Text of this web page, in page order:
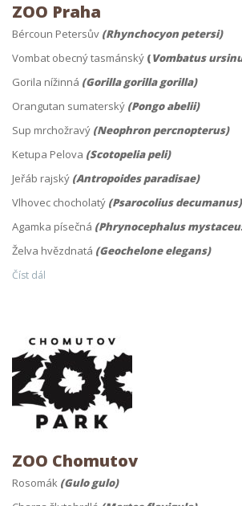
ZOO Praha
Bércoun Petersův (Rhynchocyon petersi)
Vombat obecný tasmánský (Vombatus
Gorila nížinná (Gorilla gorilla gorilla)
Orangutan sumaterský (Pongo abelii)
Sup mrchožravý (Neophron percnopterus)
Ketupa Pelova (Scotopelia peli)
Jeřáb rajský (Antropoides paradisae)
Vlhovec chocholatý (Psarocolius decumanus)
Agamka písečná (Phrynocephalus
Želva hvězdnatá (Geochelone elegans)
Číst dál
ZOO Chomutov
Rosomák (Gulo gulo)